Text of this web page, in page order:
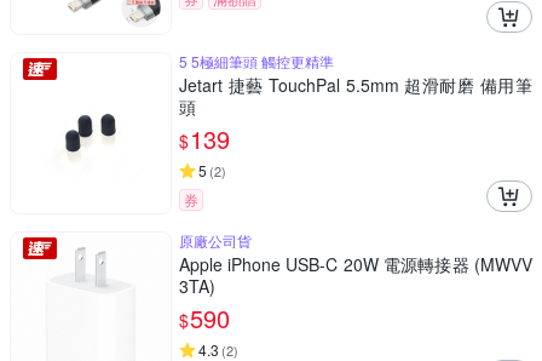
5 5極細筆頭 觸控更精準
Jetart 捷藝 TouchPal 5.5mm 超滑耐磨 備用筆
頭
$139
5 (2)
券
原廠公司貨
Apple iPhone USB-C 20W 電源轉接器 (MWVV
3TA)
$590
4.3 (2)